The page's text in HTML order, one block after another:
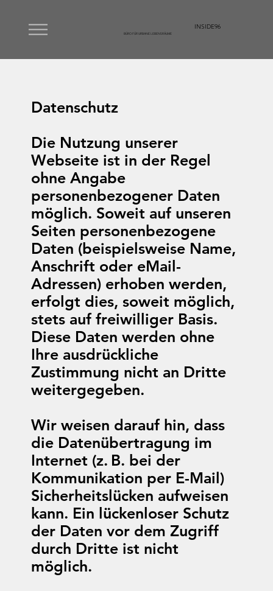
INSIDE96
BÜRO FÜR URBANE LEBENSRÄUME
Datenschutz
Die Nutzung unserer
Webseite ist in der Regel
ohne Angabe
personenbezogener Daten
möglich. Soweit auf unseren
Seiten personenbezogene
Daten (beispielsweise Name,
Anschrift oder eMail-
Adressen) erhoben werden,
erfolgt dies, soweit möglich,
stets auf freiwilliger Basis.
Diese Daten werden ohne
Ihre ausdrückliche
Zustimmung nicht an Dritte
weitergegeben.
Wir weisen darauf hin, dass
die Datenübertragung im
Internet (z. B. bei der
Kommunikation per E-Mail)
Sicherheitslücken aufweisen
kann. Ein lückenloser Schutz
der Daten vor dem Zugriff
durch Dritte ist nicht
möglich.